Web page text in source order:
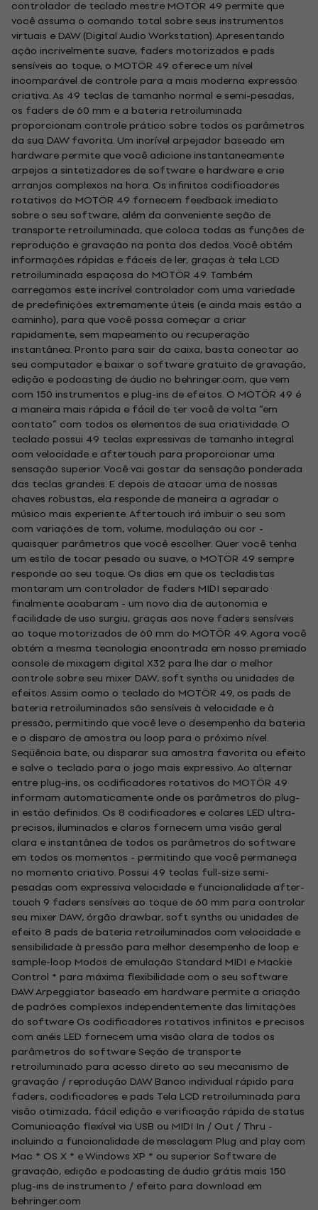
controlador de teclado mestre MOTÖR 49 permite que
você assuma o comando total sobre seus instrumentos
virtuais e DAW (Digital Audio Workstation). Apresentando
ação incrivelmente suave, faders motorizados e pads
sensíveis ao toque, o MOTÖR 49 oferece um nível
incomparável de controle para a mais moderna expressão
criativa. As 49 teclas de tamanho normal e semi-pesadas,
os faders de 60 mm e a bateria retroiluminada
proporcionam controle prático sobre todos os parâmetros
da sua DAW favorita. Um incrível arpejador baseado em
hardware permite que você adicione instantaneamente
arpejos a sintetizadores de software e hardware e crie
arranjos complexos na hora. Os infinitos codificadores
rotativos do MOTÖR 49 fornecem feedback imediato
sobre o seu software, além da conveniente seção de
transporte retroiluminada, que coloca todas as funções de
reprodução e gravação na ponta dos dedos. Você obtém
informações rápidas e fáceis de ler, graças à tela LCD
retroiluminada espaçosa do MOTÖR 49. Também
carregamos este incrível controlador com uma variedade
de predefinições extremamente úteis (e ainda mais estão a
caminho), para que você possa começar a criar
rapidamente, sem mapeamento ou recuperação
instantânea. Pronto para sair da caixa, basta conectar ao
seu computador e baixar o software gratuito de gravação,
edição e podcasting de áudio no behringer.com, que vem
com 150 instrumentos e plug-ins de efeitos. O MOTÖR 49 é
a maneira mais rápida e fácil de ter você de volta “em
contato” com todos os elementos de sua criatividade. O
teclado possui 49 teclas expressivas de tamanho integral
com velocidade e aftertouch para proporcionar uma
sensação superior. Você vai gostar da sensação ponderada
das teclas grandes. E depois de atacar uma de nossas
chaves robustas, ela responde de maneira a agradar o
músico mais experiente. Aftertouch irá imbuir o seu som
com variações de tom, volume, modulação ou cor -
quaisquer parâmetros que você escolher. Quer você tenha
um estilo de tocar pesado ou suave, o MOTÖR 49 sempre
responde ao seu toque. Os dias em que os tecladistas
montaram um controlador de faders MIDI separado
finalmente acabaram - um novo dia de autonomia e
facilidade de uso surgiu, graças aos nove faders sensíveis
ao toque motorizados de 60 mm do MOTÖR 49. Agora você
obtém a mesma tecnologia encontrada em nosso premiado
console de mixagem digital X32 para lhe dar o melhor
controle sobre seu mixer DAW, soft synths ou unidades de
efeitos. Assim como o teclado do MOTÖR 49, os pads de
bateria retroiluminados são sensíveis à velocidade e à
pressão, permitindo que você leve o desempenho da bateria
e o disparo de amostra ou loop para o próximo nível.
Seqüência bate, ou disparar sua amostra favorita ou efeito
e salve o teclado para o jogo mais expressivo. Ao alternar
entre plug-ins, os codificadores rotativos do MOTÖR 49
informam automaticamente onde os parâmetros do plug-
in estão definidos. Os 8 codificadores e colares LED ultra-
precisos, iluminados e claros fornecem uma visão geral
clara e instantânea de todos os parâmetros do software
em todos os momentos - permitindo que você permaneça
no momento criativo. Possui 49 teclas full-size semi-
pesadas com expressiva velocidade e funcionalidade after-
touch 9 faders sensíveis ao toque de 60 mm para controlar
seu mixer DAW, órgão drawbar, soft synths ou unidades de
efeito 8 pads de bateria retroiluminados com velocidade e
sensibilidade à pressão para melhor desempenho de loop e
sample-loop Modos de emulação Standard MIDI e Mackie
Control * para máxima flexibilidade com o seu software
DAW Arpeggiator baseado em hardware permite a criação
de padrões complexos independentemente das limitações
do software Os codificadores rotativos infinitos e precisos
com anéis LED fornecem uma visão clara de todos os
parâmetros do software Seção de transporte
retroiluminado para acesso direto ao seu mecanismo de
gravação / reprodução DAW Banco individual rápido para
faders, codificadores e pads Tela LCD retroiluminada para
visão otimizada, fácil edição e verificação rápida de status
Comunicação flexível via USB ou MIDI In / Out / Thru -
incluindo a funcionalidade de mesclagem Plug and play com
Mac * OS X * e Windows XP * ou superior Software de
gravação, edição e podcasting de áudio grátis mais 150
plug-ins de instrumento / efeito para download em
behringer.com